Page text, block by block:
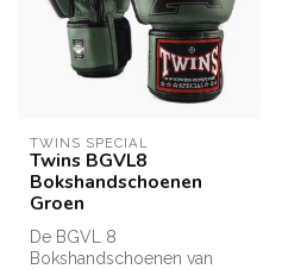
TWINS SPECIAL
Twins BGVL8
Bokshandschoenen
Groen
De BGVL 8
Bokshandschoenen van